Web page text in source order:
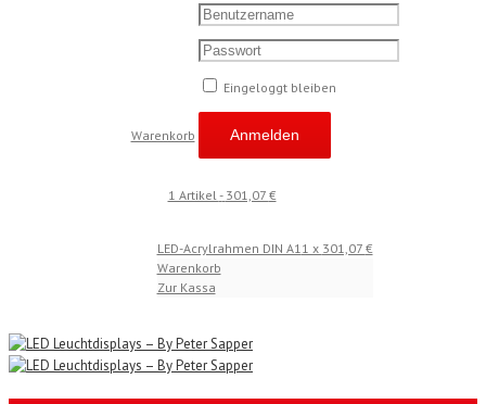
Warenkorb
Eingeloggt bleiben
1 Artikel- 301,07 €
LED-Acrylrahmen DIN A11 x 301,07 €
Warenkorb
Zur Kassa